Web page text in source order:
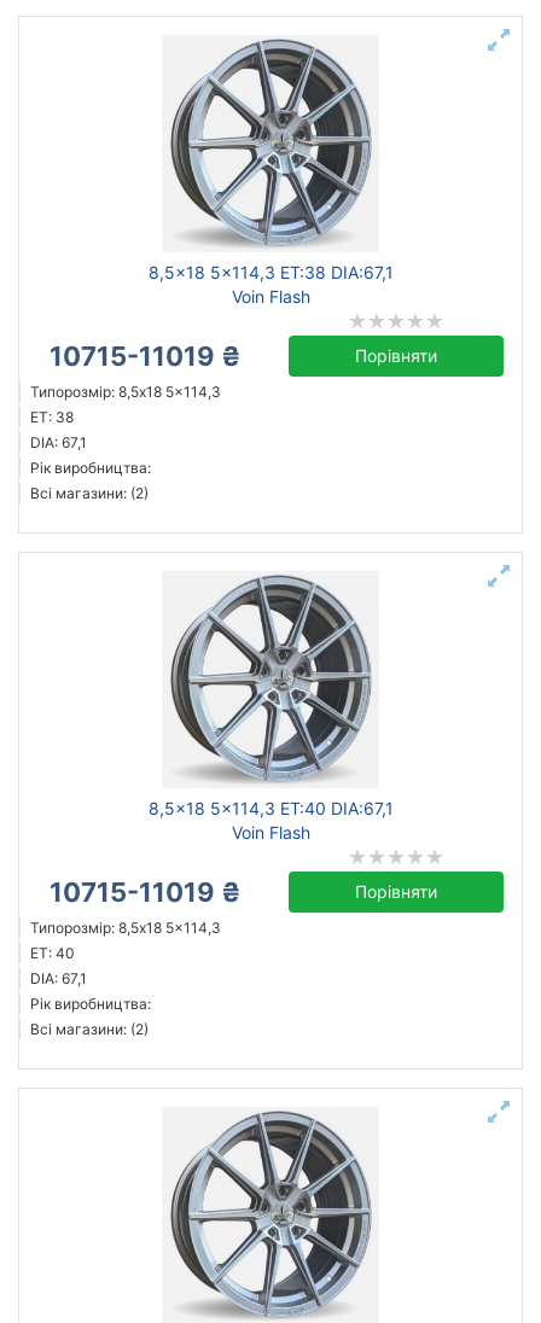
8,5x18 5x114,3 ET:38 DIA:67,1
Voin Flash
10715-11019 ₴ Порівняти
Типорозмір: 8,5x18 5x114,3
ET: 38
DIA: 67,1
Рік виробництва:
Всі магазини: (2)
8,5x18 5x114,3 ET:40 DIA:67,1
Voin Flash
10715-11019 ₴ Порівняти
Типорозмір: 8,5x18 5x114,3
ET: 40
DIA: 67,1
Рік виробництва:
Всі магазини: (2)